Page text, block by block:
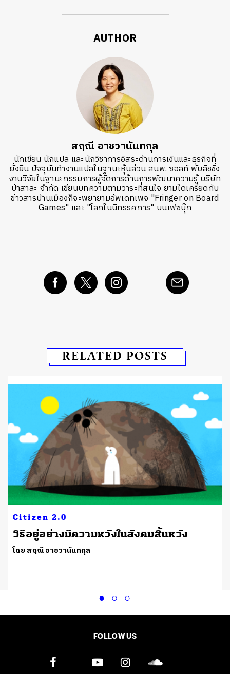
AUTHOR
สฤณี อาชวานันทกุล
นักเขียน นักแปล และนักวิชาการอิสระด้านการเงินและธุรกิจที่
ยั่งยืน ปัจจุบันทำงานแปลในฐานะหุ้นส่วน สนพ. ซอลท์ พับลิชชิ่ง
งานวิจัยในฐานะกรรมการผู้จัดการด้านการพัฒนาความรู้ บริษัท
ป่าสาละ จำกัด เขียนบทความตามวาระที่สนใจ ยามใดเครียดกับ
ข่าวสารบ้านเมืองก็จะพยายามอัพเดทเพจ "Fringer on Board
Games" และ "โลกในนิทรรศการ" บนเฟซบุ๊ก
RELATED POSTS
Citizen 2.0
วิธีอยู่อย่างมีความหวังในสังคมสิ้นหวัง
โดย สฤณี อาชวานันทกุล
FOLLOW US